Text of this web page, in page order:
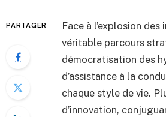
PARTAGER
Face à l’explosion
véritable parcours
démocratisation des
d’assistance à la
chaque style de vie.
d’innovation,